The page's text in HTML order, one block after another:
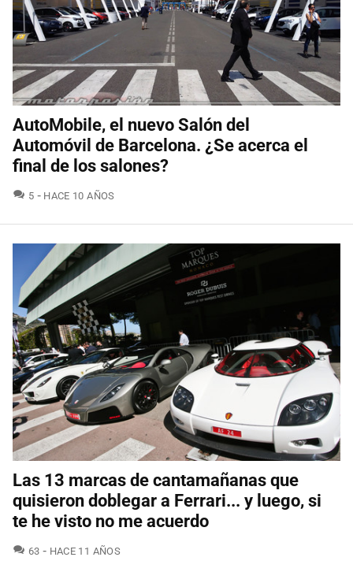
AutoMobile, el nuevo Salón del
Automóvil de Barcelona. ¿Se acerca el
final de los salones?
5 COMENTARIOS
HACE 10 AÑOS
Las 13 marcas de cantamañanas que
quisieron doblegar a Ferrari... y luego, si
te he visto no me acuerdo
63 COMENTARIOS
HACE 11 AÑOS